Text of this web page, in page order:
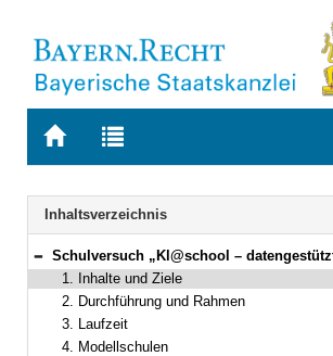
Zur
BAYERN.RECHT
Zur
letzten
Suche
Navigation
Inhaltsverzeichnis
Bereich reduzieren
Schulversuch „Kl@school –
1. Inhalte und Ziele
2. Durchführung und Rahmen
3. Laufzeit
4. Modellschulen